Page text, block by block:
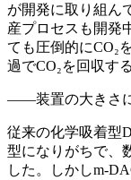
が開発に取り組ん
産プロセスも開発
ても圧倒的にCO₂
過でCO₂を回収す
——装置の大きさに
従来の化学吸着型
型になりがちで、
した。しかしm-